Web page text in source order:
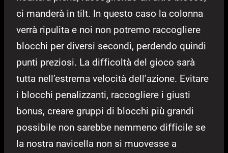
ci manderà in tilt. In questo caso la colonna
verrà ripulita e noi non potremo raccogliere
blocchi per diversi secondi, perdendo quindi
punti preziosi. La difficoltà del gioco sarà
tutta nell’estrema velocità dell’azione. Evitare
i blocchi penalizzanti, raccogliere i giusti
bonus, creare gruppi di blocchi più grandi
possibile non sarebbe nemmeno difficile se
la nostra navicella non si muovesse a